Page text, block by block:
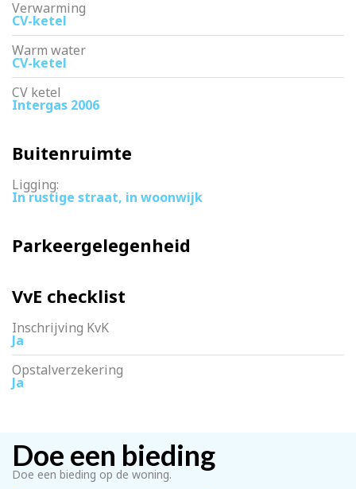
Verwarming
CV-ketel
Warm water
CV-ketel
CV ketel
Intergas 2006
Buitenruimte
Ligging:
In rustige straat, in woonwijk
Parkeergelegenheid
VvE checklist
Inschrijving KvK
Ja
Opstalverzekering
Ja
Doe een bieding
Doe een bieding op de woning.